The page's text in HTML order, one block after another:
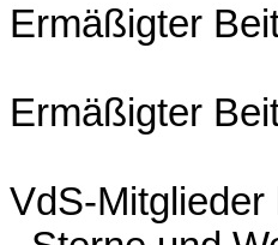
Ermäßigter
Ermäßigter
VdS-